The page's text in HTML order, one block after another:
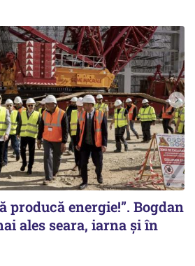
producă energie!”. Bogdan
ales seara, iarna și în